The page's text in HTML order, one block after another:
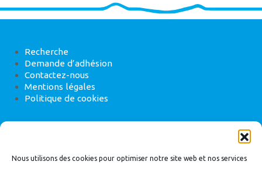
Nous utilisons des cookies pour optimiser notre site web et nos services
Recherche
Demande d’adhésion
Contactez-nous
Mentions légales
Politique de cookies